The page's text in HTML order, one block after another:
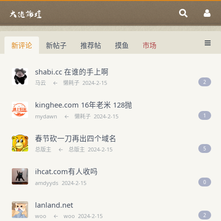
新评论 新帖子 推荐帖 摸鱼 市场
中国域名论坛
shabi.cc 在谁的手上啊
马云 ← 懒耗子 2024-2-15 2
kinghee.com 16年老米 128抛
mydawn ← 懒耗子 2024-2-15 1
春节砍一刀再出四个域名
总版主 ← 总版主 2024-2-15 5
ihcat.com有人收吗
amdyyds 2024-2-15 0
lanland.net
woo ← woo 2024-2-15 2